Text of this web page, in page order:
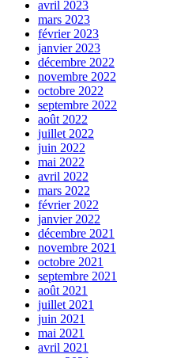
avril 2023
mars 2023
février 2023
janvier 2023
décembre 2022
novembre 2022
octobre 2022
septembre 2022
août 2022
juillet 2022
juin 2022
mai 2022
avril 2022
mars 2022
février 2022
janvier 2022
décembre 2021
novembre 2021
octobre 2021
septembre 2021
août 2021
juillet 2021
juin 2021
mai 2021
avril 2021